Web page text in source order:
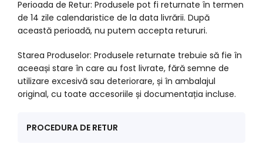
Perioada de Retur: Produsele pot fi returnate în termen
de 14 zile calendaristice de la data livrării. După
această perioadă, nu putem accepta retururi.
Starea Produselor: Produsele returnate trebuie să fie în
aceeași stare în care au fost livrate, fără semne de
utilizare excesivă sau deteriorare, și în ambalajul
original, cu toate accesoriile și documentația incluse.
PROCEDURA DE RETUR